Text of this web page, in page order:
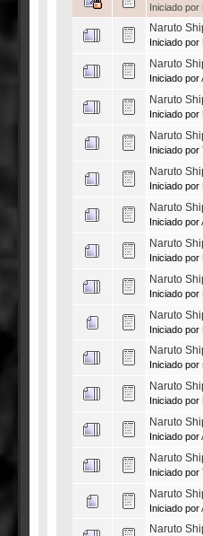
Iniciado por
Naruto
Iniciado por
Naruto
Iniciado por
Naruto
Iniciado por
Naruto
Iniciado por
Naruto
Iniciado por
Naruto
Iniciado por
Naruto
Iniciado por
Naruto
Iniciado por
Naruto
Iniciado por
Naruto
Iniciado por
Naruto
Iniciado por
Naruto
Iniciado por
Naruto
Iniciado por
Naruto
Iniciado por
Naruto